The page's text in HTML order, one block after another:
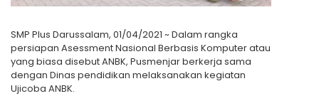
SMP Plus Darussalam, 01/04/2021 ~ Dalam rangka
persiapan Asessment Nasional Berbasis Komputer atau
yang biasa disebut ANBK, Pusmenjar berkerja sama
dengan Dinas pendidikan melaksanakan kegiatan
Ujicoba ANBK.